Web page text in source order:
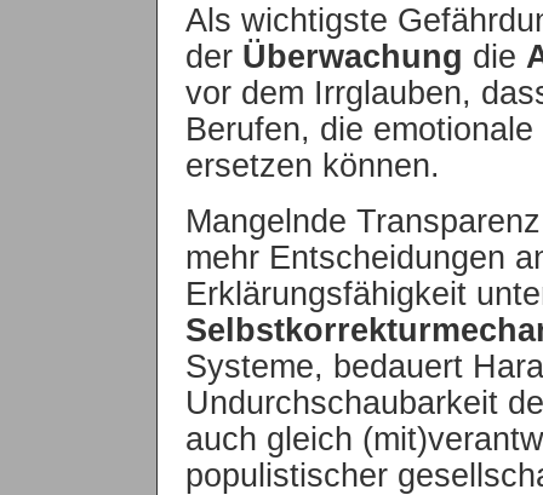
Als wichtigste
der Überwachung die
vor dem Irrglauben,
Berufen, die
ersetzen können.
Mangelnde
mehr Entscheidungen
Erklärungsfähigkeit
Systeme, bedauert
Undurchschaubarkeit
auch gleich
populistischer